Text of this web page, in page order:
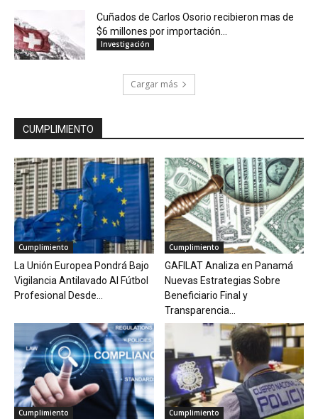
Cuñados de Carlos Osorio recibieron mas de
$6 millones por importación...
Investigación
Cargar más
CUMPLIMIENTO
Cumplimiento
La Unión Europea Pondrá Bajo
Vigilancia Antilavado Al Fútbol
Profesional Desde...
Cumplimiento
GAFILAT Analiza en Panamá
Nuevas Estrategias Sobre
Beneficiario Final y
Transparencia...
Cumplimiento Cumplimiento